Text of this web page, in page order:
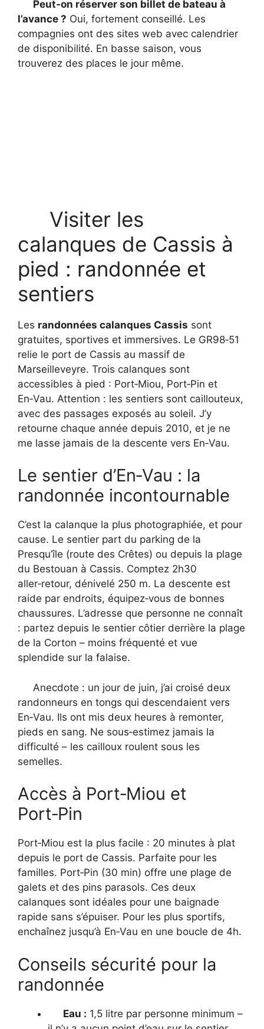
Peut‑on réserver son billet de bateau à
l’avance ? Oui, fortement conseillé. Les
compagnies ont des sites web avec calendrier
de disponibilité. En basse saison, vous
trouverez des places le jour même.
Visiter les
calanques de Cassis à
pied : randonnée et
sentiers
Les randonnées calanques Cassis sont
gratuites, sportives et immersives. Le GR98‑51
relie le port de Cassis au massif de
Marseilleveyre. Trois calanques sont
accessibles à pied : Port‑Miou, Port‑Pin et
En‑Vau. Attention : les sentiers sont caillouteux,
avec des passages exposés au soleil. J’y
retourne chaque année depuis 2010, et je ne
me lasse jamais de la descente vers En‑Vau.
Le sentier d’En‑Vau : la
randonnée incontournable
C’est la calanque la plus photographiée, et pour
cause. Le sentier part du parking de la
Presqu’île (route des Crêtes) ou depuis la plage
du Bestouan à Cassis. Comptez 2h30
aller‑retour, dénivelé 250 m. La descente est
raide par endroits, équipez‑vous de bonnes
chaussures. L’adresse que personne ne connaît
: partez depuis le sentier côtier derrière la plage
de la Corton – moins fréquenté et vue
splendide sur la falaise.
Anecdote : un jour de juin, j’ai croisé deux
randonneurs en tongs qui descendaient vers
En‑Vau. Ils ont mis deux heures à remonter,
pieds en sang. Ne sous‑estimez jamais la
difficulté – les cailloux roulent sous les
semelles.
Accès à Port‑Miou et
Port‑Pin
Port‑Miou est la plus facile : 20 minutes à plat
depuis le port de Cassis. Parfaite pour les
familles. Port‑Pin (30 min) offre une plage de
galets et des pins parasols. Ces deux
calanques sont idéales pour une baignade
rapide sans s’épuiser. Pour les plus sportifs,
enchaînez jusqu’à En‑Vau en une boucle de 4h.
Conseils sécurité pour la
randonnée
Eau : 1,5 litre par personne minimum –